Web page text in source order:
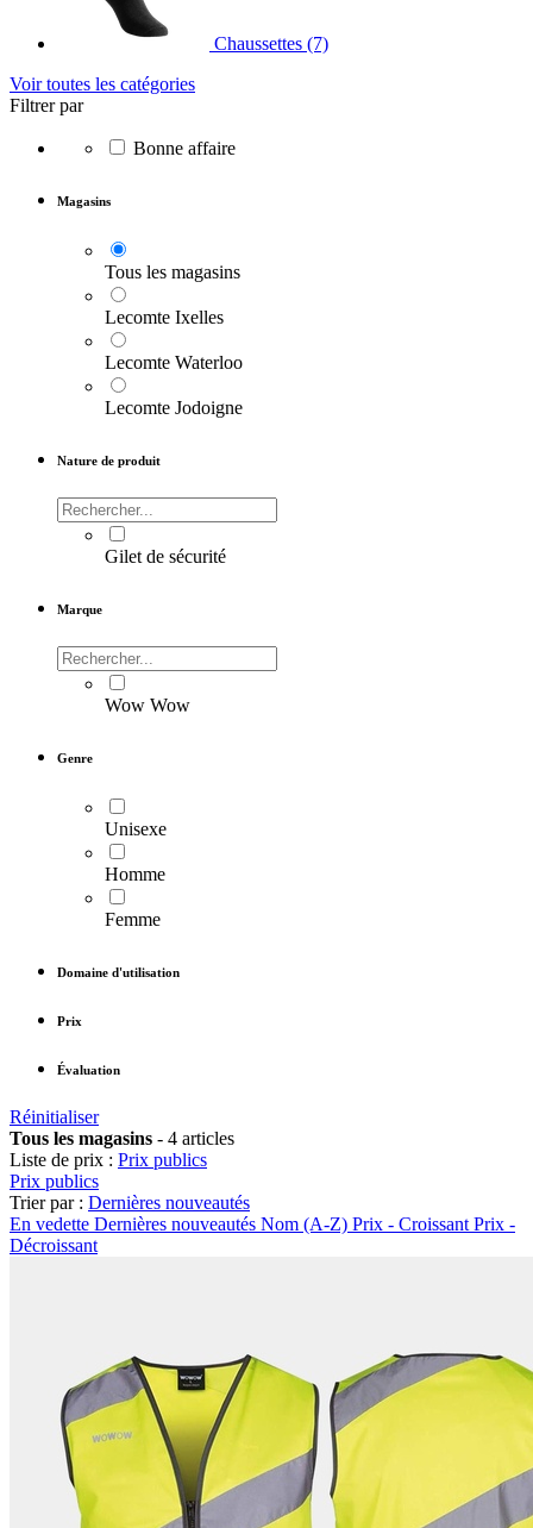
Chaussettes (7)
Voir toutes les catégories
Filtrer par
Bonne affaire
Magasins
Tous les magasins
Lecomte Ixelles
Lecomte Waterloo
Lecomte Jodoigne
Nature de produit
Gilet de sécurité
Marque
Wow Wow
Genre
Unisexe
Homme
Femme
Domaine d'utilisation
Prix
Évaluation
Réinitialiser
Tous les magasins - 4 articles
Liste de prix : Prix publics
Prix publics
Trier par : Dernières nouveautés
En vedette Dernières nouveautés Nom (A-Z) Prix - Croissant Prix -
Décroissant